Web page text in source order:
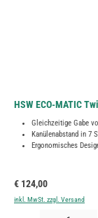
HSW ECO-MATIC
Gleichzeitige Gabe
Kanülenabstand in 7
Ergonomisches
Regulärer Preis:
€ 124,00
inkl. MwSt. zzgl. Versand
Produkt Anzahl: Gib den